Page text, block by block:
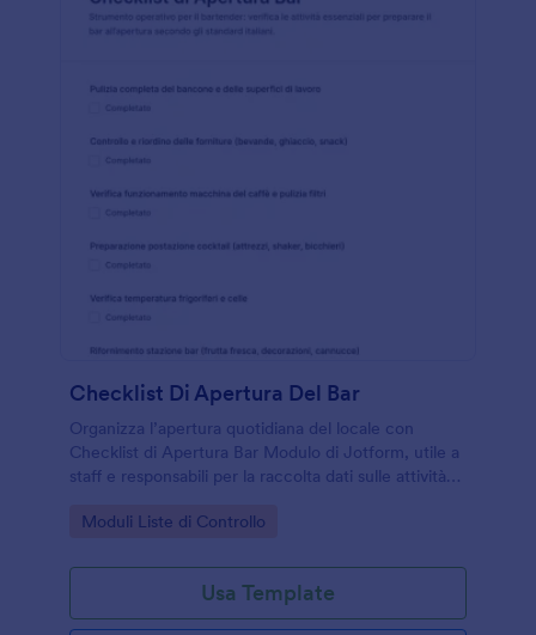
Checklist Di Apertura Del Bar
Organizza l’apertura quotidiana del locale con
Checklist di Apertura Bar Modulo di Jotform, utile a
staff e responsabili per la raccolta dati sulle attività
ordinato.
Go to Category:
Moduli Liste di Controllo
Usa Template